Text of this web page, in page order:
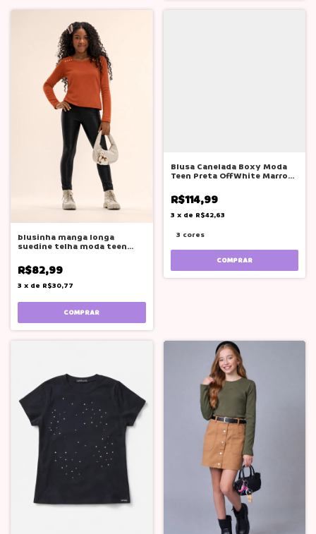
blusinha manga longa
suedine telha moda teen
R$82,99
3 x de R$30,77
COMPRAR
Blusa Canelada Boxy Moda
Teen Preta OffWhite Marrom
R$114,99
3 x de R$42,63
3 cores
COMPRAR